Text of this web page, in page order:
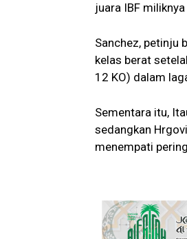
juara IBF
Sanchez, petinju
kelas berat
12 KO) dalam
Sementara itu,
sedangkan
menempati